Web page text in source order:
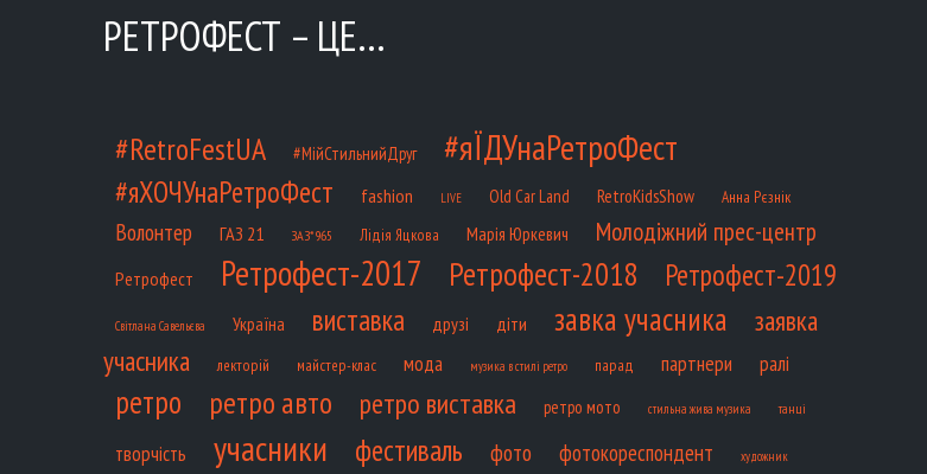
РЕТРОФЕСТ – ЦЕ…
#RetroFestUA #МійСтильнийДруг #яЇДУнаРетроФест
#яХОЧУнаРетроФест fashion LIVE Old Car Land RetroKidsShow Анна Рєзнік
Волонтер ГАЗ 21 ЗАЗ*965 Лідія Яцкова Марія Юркевич Молодіжний прес-центр
Ретрофест Ретрофест-2017 Ретрофест-2018 Ретрофест-2019
Світлана Савельєва Україна виставка друзі діти завка учасника
заявка
учасника
лекторій майстер-клас мода музика в стилі ретро парад партнери ралі
ретро ретро авто ретро виставка ретро мото стильна жива музика танці
творчість учасники фестиваль фото фотокореспондент художник